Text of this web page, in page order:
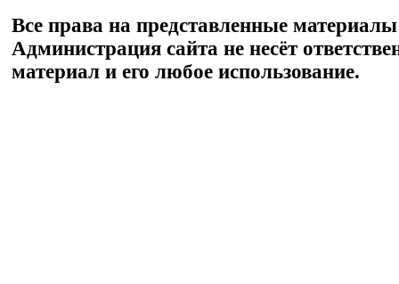
Все права на представленные
Администрация сайта не несёт
материал и его любое использование.